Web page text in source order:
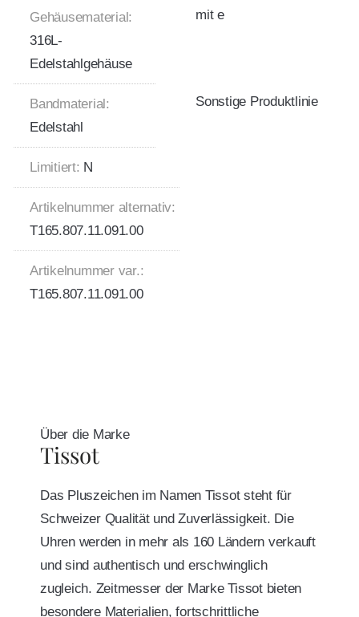
Gehäusematerial:
316L-
Edelstahlgehäuse
Bandmaterial:
Edelstahl
Limitiert: N
Artikelnummer alternativ:
T165.807.11.091.00
Artikelnummer var.:
T165.807.11.091.00
mit e
Sonstige Produktlinie
Über die Marke
Tissot
Das Pluszeichen im Namen Tissot steht für
Schweizer Qualität und Zuverlässigkeit. Die
Uhren werden in mehr als 160 Ländern verkauft
und sind authentisch und erschwinglich
zugleich. Zeitmesser der Marke Tissot bieten
besondere Materialien, fortschrittliche